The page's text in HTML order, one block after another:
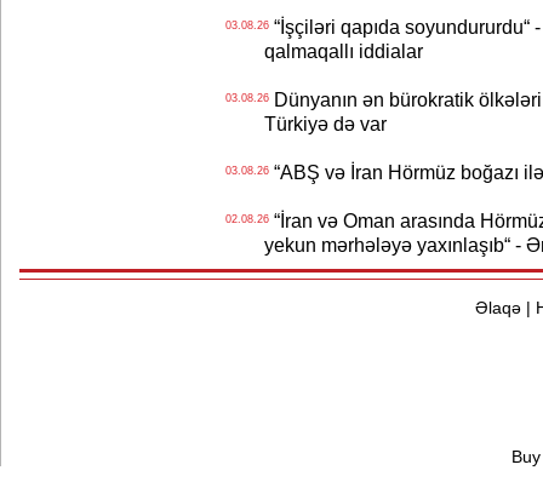
03.08.26“İşçiləri qapıda soyundururdu“
qalmaqallı iddialar
03.08.26Dünyanın ən bürokratik ölkələri
Türkiyə də var
03.08.26“ABŞ və İran Hörmüz boğazı ilə
02.08.26“İran və Oman arasında
yekun mərhələyə yaxınlaşıb“ -
Əlaqə|